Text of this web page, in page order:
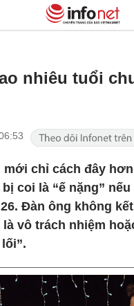
nhiêu tuổi
mới chỉ cách đây
coi là “ế nặng”
Đàn ông không
vô trách nhiệm